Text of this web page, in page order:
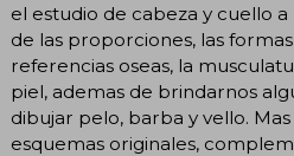
el estudio de cabeza y cuello
de las proporciones, las
referencias oseas, la
piel, ademas de brindarnos
dibujar pelo, barba y vello.
esquemas originales,